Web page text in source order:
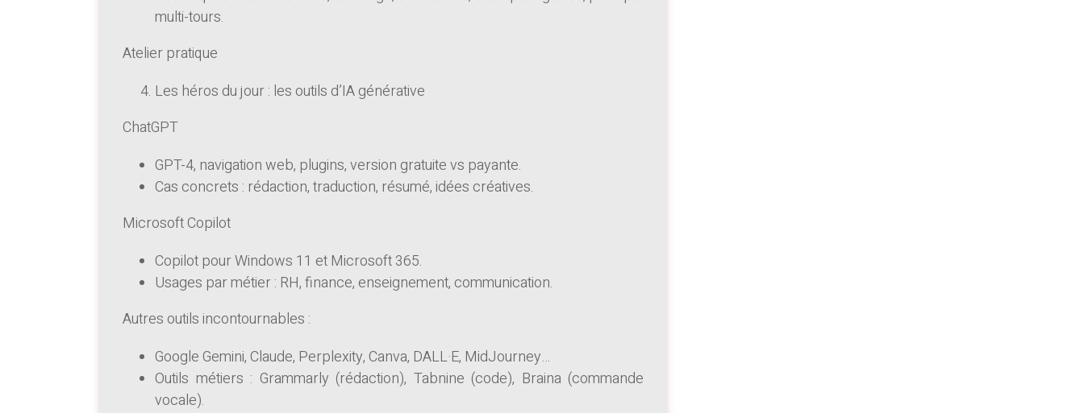
multi-tours.
Atelier pratique
Les héros du jour : les outils d’IA générative
ChatGPT
GPT-4, navigation web, plugins, version gratuite vs payante.
Cas concrets : rédaction, traduction, résumé, idées créatives.
Microsoft Copilot
Copilot pour Windows 11 et Microsoft 365.
Usages par métier : RH, finance, enseignement, communication.
Autres outils incontournables :
Google Gemini, Claude, Perplexity, Canva, DALL·E, MidJourney…
Outils métiers : Grammarly (rédaction), Tabnine (code), Braina (commande
vocale).